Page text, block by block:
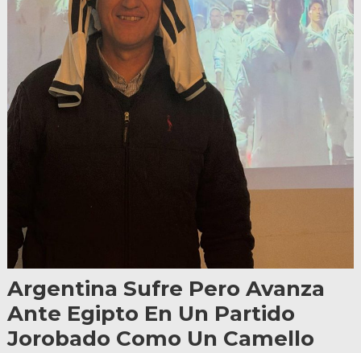
Argentina Sufre Pero Avanza
Ante Egipto En Un Partido
Jorobado Como Un Camello